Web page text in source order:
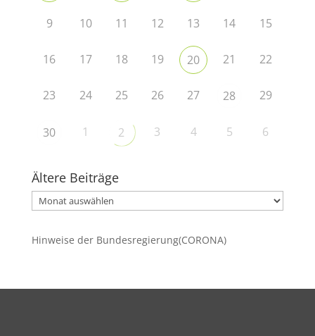
9 10 11 12 13 14 15
16 17 18 19 20 21 22
23 24 25 26 27 28 29
30 1 2 3 4 5 6
Ältere Beiträge
Ältere
Beiträge
Hinweise der Bundesregierung(CORONA)